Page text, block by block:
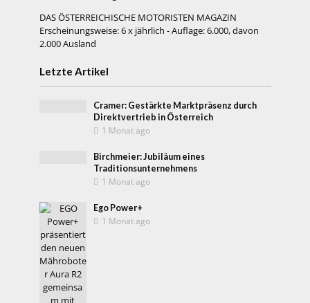
DAS ÖSTERREICHISCHE MOTORISTEN MAGAZIN
Erscheinungsweise: 6 x jährlich - Auflage: 6.000, davon
2.000 Ausland
Letzte Artikel
Cramer: Gestärkte Marktpräsenz durch
Direktvertrieb in Österreich
1 Monat ago
Birchmeier: Jubiläum eines
Traditionsunternehmens
1 Monat ago
Ego Power+
1 Monat ago